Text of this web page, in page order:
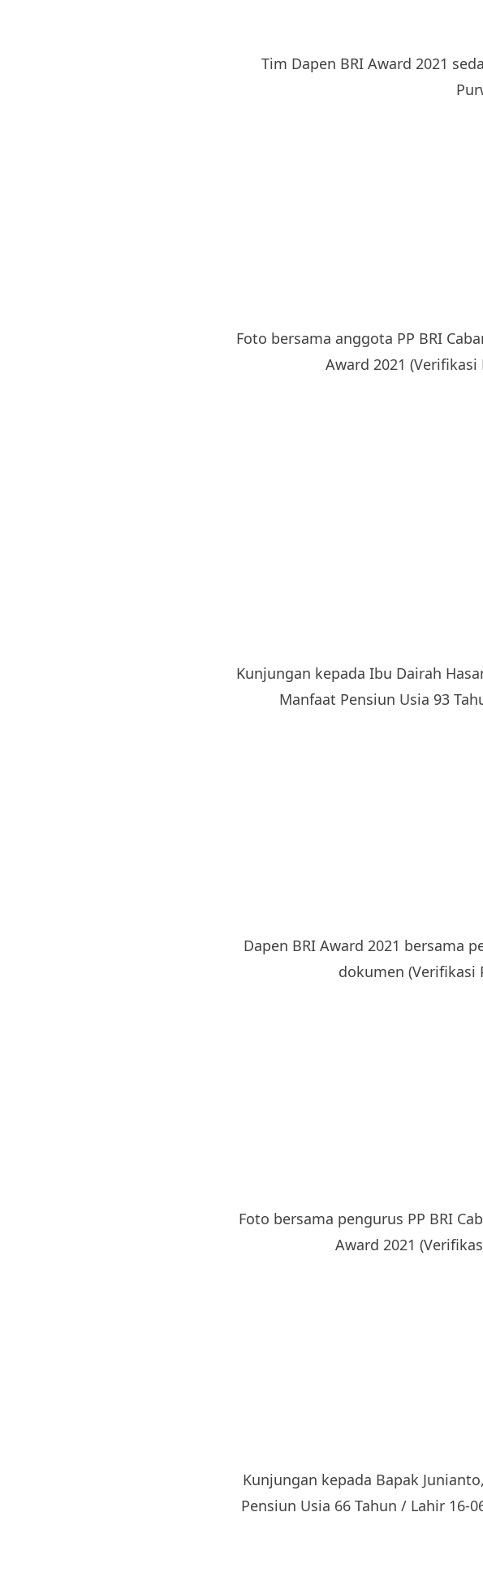
Tim Dapen BRI Award 2021
Foto bersama anggota PP BRI
Award 2021 (Verifikasi
Kunjungan kepada Ibu Dairah
Manfaat Pensiun Usia 93
Dapen BRI Award 2021 bersama
dokumen (Verifikasi
Foto bersama pengurus PP BRI
Award 2021
Kunjungan kepada Bapak
Pensiun Usia 66 Tahun / Lahir 16-